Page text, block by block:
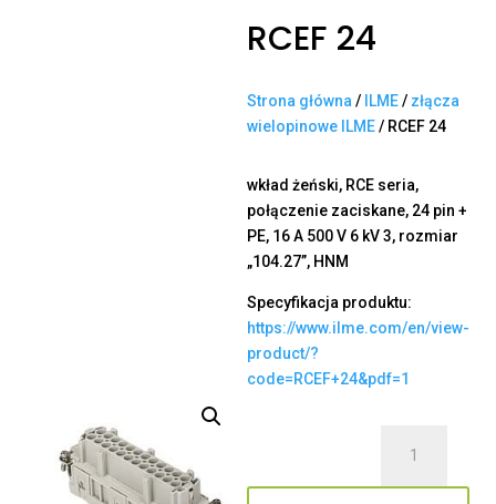
RCEF 24
Strona główna / ILME/ złącza
wielopinowe ILME/ RCEF 24
wkład żeński, RCE seria,
połączenie zaciskane, 24 pin +
PE, 16 A 500 V 6 kV 3, rozmiar
„104.27”, HNM
Specyfikacja produktu:
https://www.ilme.com/en/view-
product/?
code=RCEF+24&pdf=1
RCEF
24